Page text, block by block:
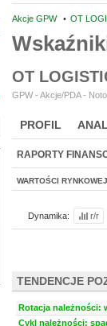
Akcje GPW • OT
OT
GPW - Akcje/PDA -
PROFIL
BR LAB
RAPORTY
WARTOŚCI RYNKOWEJ
Dynamika: r/r
TENDENCJE
Rotacja należności:
Cykl należności:
657